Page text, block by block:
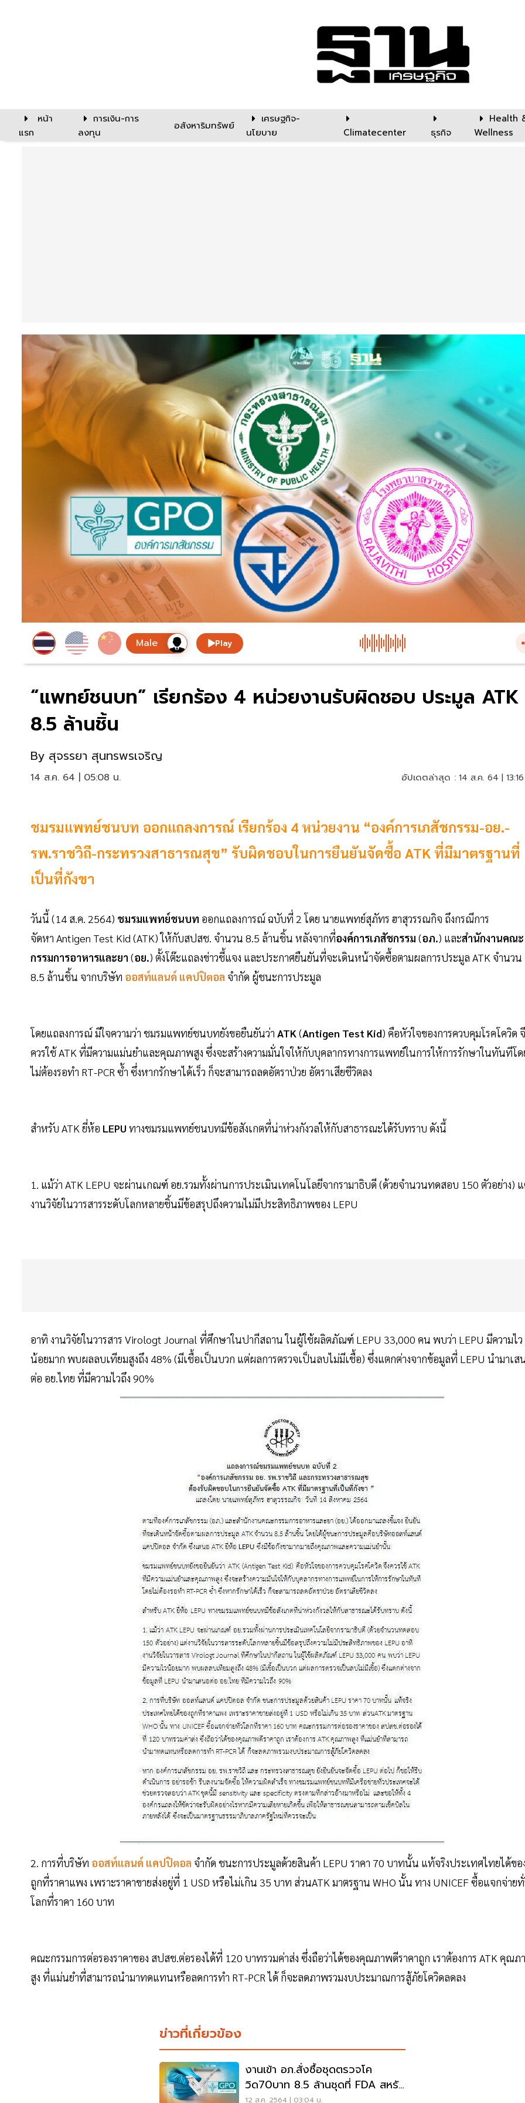
หน้า
แรก
การเงิน-การ
ลงทุน
อสังหาริมทรัพย์
เศรษฐกิจ-
นโยบาย
Climatecenter ธุรกิจ
Health
Wellness
Play
“แพทย์ชนบท” เรียกร้อง 4 หน่วยงานรับผิดชอบ ประมูล ATK
8.5 ล้านชิ้น
By สุจรรยา สุนทรพรเจริญ
14 ส.ค. 64 | 05:08 น. อัปเดตล่าสุด : 14 ส.ค. 64 |
ชมรมแพทย์ชนบท ออกแถลงการณ์ เรียกร้อง 4 หน่วยงาน “องค์การเภสัชกรรม-อย.-
รพ.ราชวิถี-กระทรวงสาธารณสุข” รับผิดชอบในการยืนยันจัดซื้อ ATK ที่มีมาตรฐานที่
เป็นที่กังขา
วันนี้ (14 ส.ค. 2564) ชมรมแพทย์ชนบท ออกแถลงการณ์ ฉบับที่ 2 โดย นายแพทย์สุภัทร ฮาสุวรรณกิจ ถึงกรณีการ
จัดหา Antigen Test Kid (ATK) ให้กับสปสช. จำนวน 8.5 ล้านชิ้น หลังจากที่องค์การเภสัชกรรม (อภ.) และสำนักงานคณะ
กรรมการอาหารและยา (อย.) ตั้งโต๊ะแถลงข่าวชี้แจง และประกาศยืนยันที่จะเดินหน้าจัดซื้อตามผลการประมูล ATK จำนวน
8.5 ล้านชิ้น จากบริษัท ออสท์แลนด์ แคปปิตอล จำกัด ผู้ชนะการประมูล
โดยแถลงการณ์ มีใจความว่า ชมรมแพทย์ชนบทยังขอยืนยันว่า ATK (Antigen Test Kid) คือหัวใจของการควบคุมโรคโควิด
ควรใช้ ATK ที่มีความแม่นยำและคุณภาพสูง ซึ่งจะสร้างความมั่นใจให้กับบุคลากรทางการแพทย์ในการให้การรักษาในทันทีโ
ไม่ต้องรอทำ RT-PCR ซ้ำ ซึ่งหากรักษาได้เร็ว ก็จะสามารถลดอัตราป่วย อัตราเสียชีวิตลง
สำหรับ ATK ยี่ห้อ LEPU ทางชมรมแพทย์ชนบทมีข้อสังเกตที่น่าห่วงกังวลให้กับสาธารณะได้รับทราบ ดังนี้
1. แม้ว่า ATK LEPU จะผ่านเกณฑ์ อย.รวมทั้งผ่านการประเมินเทคโนโลยีจากรามาธิบดี (ด้วยจำนวนทดสอบ 150 ตัวอย่าง)
งานวิจัยในวารสารระดับโลกหลายชิ้นมีข้อสรุปถึงความไม่มีประสิทธิภาพของ LEPU
อาทิ งานวิจัยในวารสาร Virologt Journal ที่ศึกษาในปากีสถาน ในผู้ใช้ผลิตภัณฑ์ LEPU 33,000 คน พบว่า LEPU มีความไว
น้อยมาก พบผลลบเทียมสูงถึง 48% (มีเชื้อเป็นบวก แต่ผลการตรวจเป็นลบไม่มีเชื้อ) ซึ่งแตกต่างจากข้อมูลที่ LEPU นำมาเส
ต่อ อย.ไทย ที่มีความไวถึง 90%
2. การที่บริษัท ออสท์แลนด์ แคปปิตอล จำกัด ชนะการประมูลด้วยสินค้า LEPU ราคา 70 บาทนั้น แท้จริงประเทศไทยได้ขอ
ถูกที่ราคาแพง เพราะราคาขายส่งอยู่ที่ 1 USD หรือไม่เกิน 35 บาท ส่วนATK มาตรฐาน WHO นั้น ทาง UNICEF ซื้อแจกจ่าย
โลกที่ราคา 160 บาท
คณะกรรมการต่อรองราคาของ สปสช.ต่อรองได้ที่ 120 บาทรวมค่าส่ง ซึ่งถือว่าได้ของคุณภาพดีราคาถูก เราต้องการ ATK คุณภ
สูง ที่แม่นยำที่สามารถนำมาทดแทนหรือลดการทำ RT-PCR ได้ ก็จะลดภาพรวมงบประมาณการสู้ภัยโควิดลดลง
ข่าวที่เกี่ยวข้อง
งานเข้า อภ.สั่งซื้อชุดตรวจโค
วิด70บาท 8.5 ล้านชุดที่ FDA สหรัฐ
12 ส.ค. 2564 | 03:04 น.